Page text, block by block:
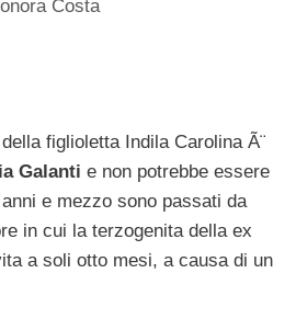
Costa
figlioletta Indila Carolina Ã¨
Galanti e non potrebbe essere
e mezzo sono passati da
in cui la terzogenita della ex
a soli otto mesi, a causa di un